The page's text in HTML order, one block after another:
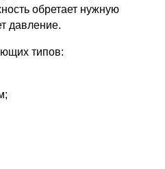
обретает нужную
давление.
типов: